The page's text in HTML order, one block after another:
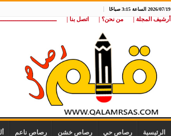
2026/07/19 الساعة 3:15 صباحًا
أرشيف المجلة | من نحن؟ | اتصل بنا |
الرئيسية رصاص حي رصاص خشن رصاص ناعم